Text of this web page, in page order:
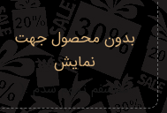
بدون محصول جهت
نمایش
متاسفم تموم شدم :(